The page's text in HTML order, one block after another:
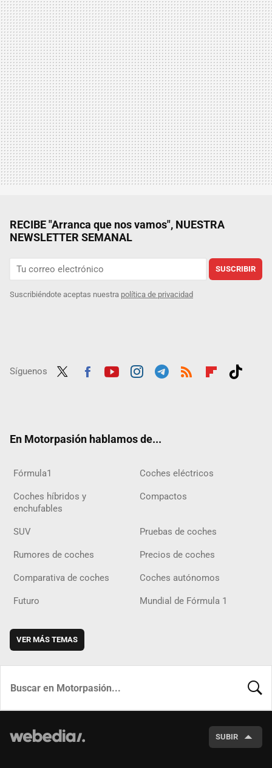
RECIBE "Arranca que nos vamos", NUESTRA
NEWSLETTER SEMANAL
SUSCRIBIR
Suscribiéndote aceptas nuestra política de privacidad
Síguenos
En Motorpasión hablamos de...
Fórmula1 Coches eléctricos
Coches híbridos y
enchufables
Compactos
SUV Pruebas de coches
Rumores de coches Precios de coches
Comparativa de coches Coches autónomos
Futuro Mundial de Fórmula 1
VER MÁS TEMAS
SUBIR